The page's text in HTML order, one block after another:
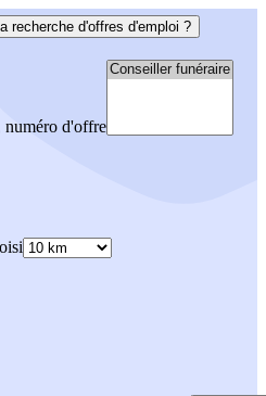
recherche d'offres d'emploi ?
numéro d'offre